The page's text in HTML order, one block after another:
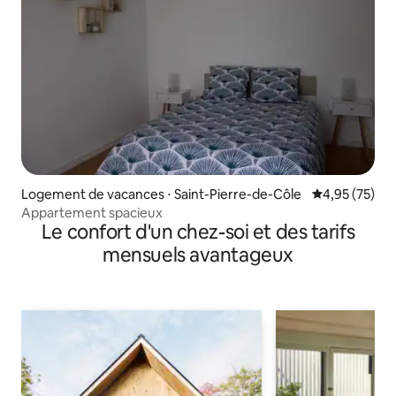
Logement de vacances ⋅ Saint-Pierre-de-Côle Évaluation
4,95 (75)
Appartement spacieux
Le confort d'un chez-soi et des tarifs
mensuels avantageux